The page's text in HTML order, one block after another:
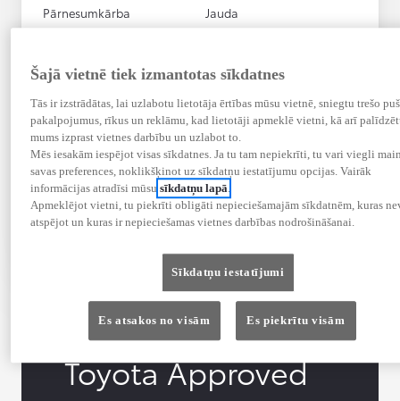
Pārnesumkārba
Jauda
488 € / mēnesī
Ilgums: 60 mēneši
Pirmā iemaksa: 6599 €
Procentu likme: 1.5%
EURIBOR (3 mēneši,2026-06-15):
Atlasīt automobili
Sazināties ar pārstāvniecību
Toyota Approved
Šajā vietnē tiek izmantotas sīkdatnes
Tās ir izstrādātas, lai uzlabotu lietotāja ērtības mūsu vietnē, sniegtu trešo
pakalpojumus, rīkus un reklāmu, kad lietotāji apmeklē vietni, kā arī
mums izprast vietnes darbību un uzlabot to.
Mēs iesakām iespējot visas sīkdatnes. Ja tu tam nepiekrīti, tu vari viegli
savas preferences, noklikšķinot uz sīkdatņu iestatījumu opcijas. Vairāk
informācijas atradīsi mūsusīkdatņu lapā.
Apmeklējot vietni, tu piekrīti obligāti nepieciešamajām sīkdatnēm, kuras
atspējot un kuras ir nepieciešamas vietnes darbības nodrošināšanai.
Sīkdatņu iestatījumi
Es atsakos no visām Es piekrītu visām